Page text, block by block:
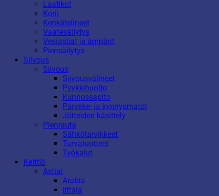
Laatikot
Korit
Kenkätelineet
Vaatesäilytys
Vesiastiat ja ämpärit
Piensäilytys
Siivous
Siivous
Siivousvälineet
Pyykkihuolto
Kunnossapito
Parveke- ja kynnysmatot
Jätteiden käsittely
Pienrauta
Sähkötarvikkeet
Turvatuotteet
Työkalut
Keittiö
Astiat
Arabia
Iittala